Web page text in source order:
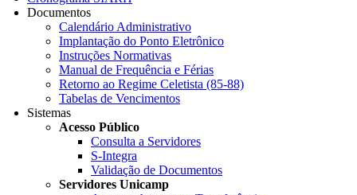
Documentos
Calendário Administrativo
Implantação do Ponto Eletrônico
Instruções Normativas
Manual de Frequência e Férias
Retorno ao Regime Celetista (85-88)
Tabelas de Vencimentos
Sistemas
Acesso Público
Consulta a Servidores
S-Integra
Validação de Documentos
Servidores Unicamp